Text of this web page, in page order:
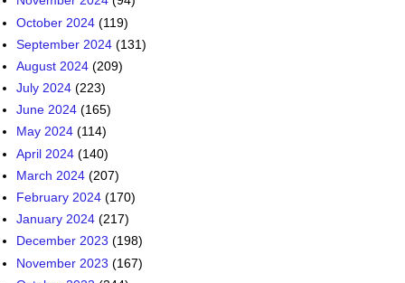
June 2024 (165)
May 2024(114)
April 2024(140)
March 2024 (207)
February 2024(170)
January 2024(217)
December 2023
November 2023
October 2023(244)
September 2023(202)
August 2023 (328)
July 2023(384)
June 2023 (202)